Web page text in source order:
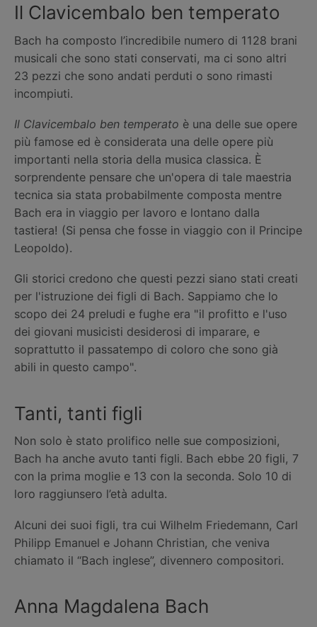
Il Clavicembalo ben temperato
Bach ha composto l’incredibile numero di 1128 brani
musicali che sono stati conservati, ma ci sono altri
23 pezzi che sono andati perduti o sono rimasti
incompiuti.
Il Clavicembalo ben temperato è una delle sue opere
più famose ed è considerata una delle opere più
importanti nella storia della musica classica. È
sorprendente pensare che un'opera di tale maestria
tecnica sia stata probabilmente composta mentre
Bach era in viaggio per lavoro e lontano dalla
tastiera! (Si pensa che fosse in viaggio con il Principe
Leopoldo).
Gli storici credono che questi pezzi siano stati creati
per l'istruzione dei figli di Bach. Sappiamo che lo
scopo dei 24 preludi e fughe era "il profitto e l'uso
dei giovani musicisti desiderosi di imparare, e
soprattutto il passatempo di coloro che sono già
abili in questo campo".
Tanti, tanti figli
Non solo è stato prolifico nelle sue composizioni,
Bach ha anche avuto tanti figli. Bach ebbe 20 figli, 7
con la prima moglie e 13 con la seconda. Solo 10 di
loro raggiunsero l’età adulta.
Alcuni dei suoi figli, tra cui Wilhelm Friedemann, Carl
Philipp Emanuel e Johann Christian, che veniva
chiamato il “Bach inglese”, divennero compositori.
Anna Magdalena Bach